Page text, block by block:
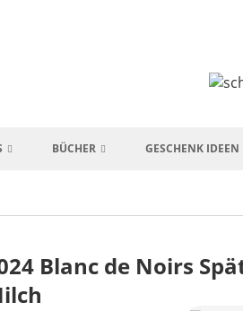
BÜCHER GESCHENK IDEEN
Blanc de Noirs